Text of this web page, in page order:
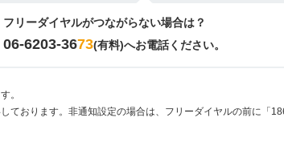
フリーダイヤルがつながらない場合は？
06-6203-3673(有料)へお電話ください。
。
おります。非通知設定の場合は、フリーダイヤルの前に「